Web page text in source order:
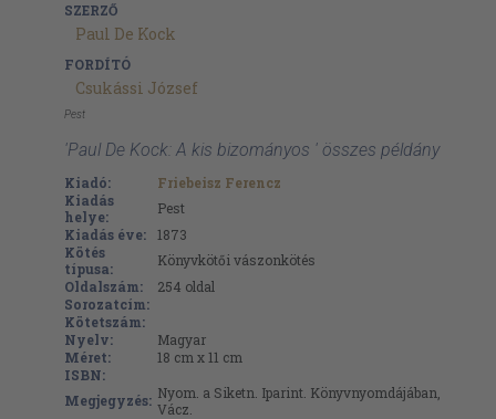
SZERZŐ
Paul De Kock
FORDÍTÓ
Csukássi József
Pest
'Paul De Kock: A kis bizományos ' összes példány
Kiadó:
Friebeisz Ferencz
Kiadás
helye:
Pest
Kiadás éve:
1873
Kötés
típusa:
Könyvkötői vászonkötés
Oldalszám:
254 oldal
Sorozatcím:
Kötetszám:
Nyelv:
Magyar
Méret:
18 cm x 11 cm
ISBN:
Megjegyzés: Nyom. a Siketn. Iparint. Könyvnyomdájában,
Vácz.